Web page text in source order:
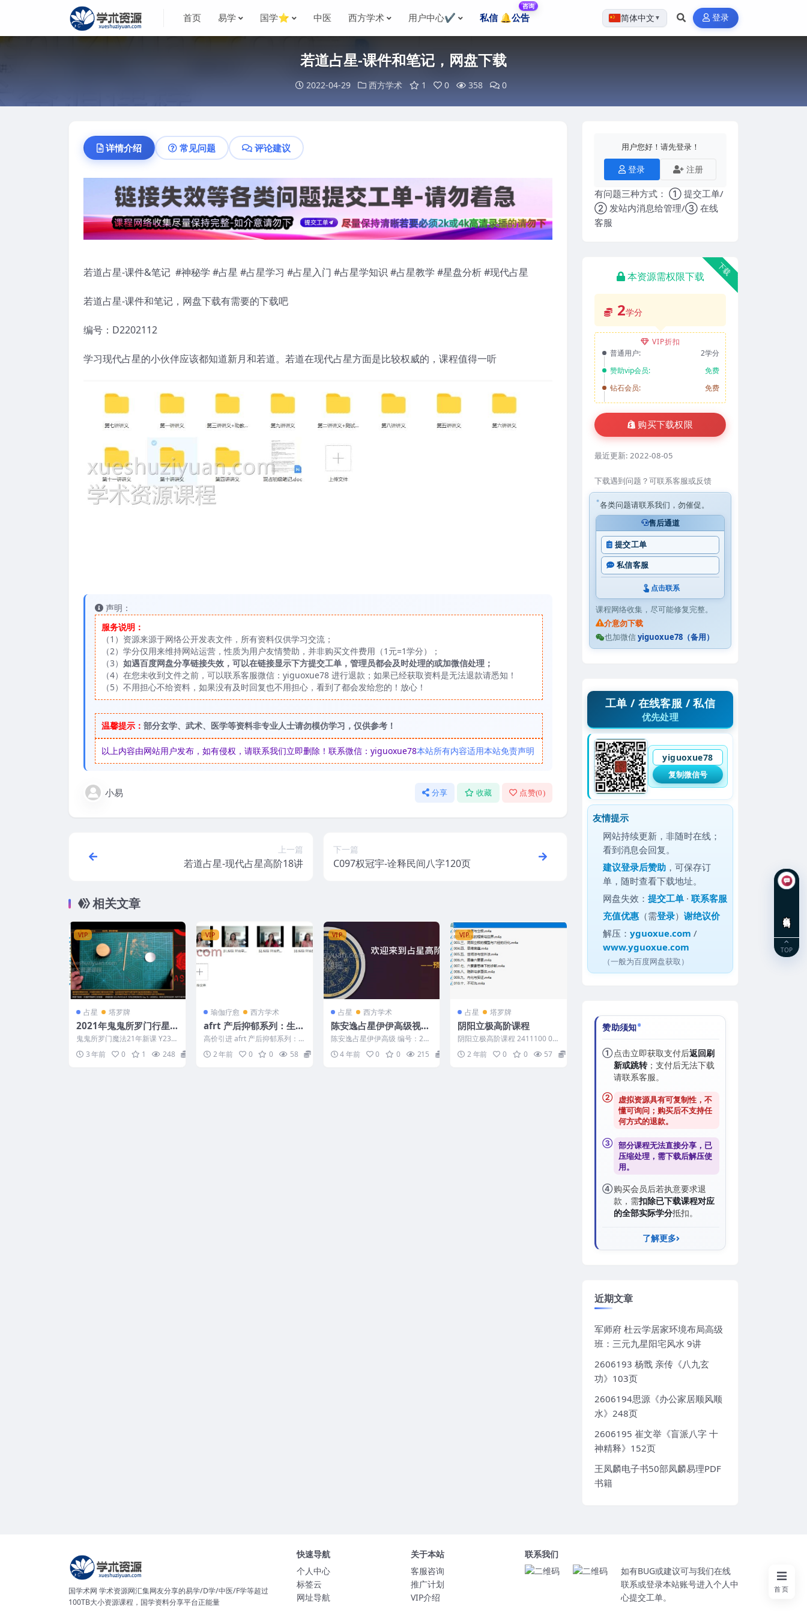
首页 易学 国学⭐ 中医 西方学术 用户中心✔️ 私信 🔔公告
咨询
简体中文 ▼ 登录
若道占星-课件和笔记，网盘下载
2022-04-29 西方学术 1 0 358 0
详情介绍 常见问题 评论建议
若道占星-课件&笔记 #神秘学 #占星 #占星学习 #占星入门 #占星学知识 #占星教学 #星盘分析 #现代占星
若道占星-课件和笔记，网盘下载有需要的下载吧
编号：D2202112
学习现代占星的小伙伴应该都知道新月和若道。若道在现代占星方面是比较权威的，课程值得一听
声明：
服务说明：
（1）资源来源于网络公开发表文件，所有资料仅供学习交流；
（2）学分仅用来维持网站运营，性质为用户友情赞助，并非购买文件费用（1元=1学分）；
（3） 如遇百度网盘分享链接失效，可以在链接显示下方提交工单，管理员都会及时处理的或加微信处理；
（4）在您未收到文件之前，可以联系客服微信：yiguoxue78 进行退款；如果已经获取资料是无法退款请悉知！
（5）不用担心不给资料，如果没有及时回复也不用担心，看到了都会发给您的！放心！
温馨提示： 部分玄学、武术、医学等资料非专业人士请勿模仿学习，仅供参考！
以上内容由网站用户发布，如有侵权，请联系我们立即删除！联系微信：yiguoxue78本站所有内容适用本站免责声明
小易 分享 收藏 点赞(0)
上一篇
若道占星-现代占星高阶18讲
下一篇
C097权冠宇-诠释民间八字120页
相关文章
VIP
占星 塔罗牌
2021年鬼鬼所罗门行星
魔法课程12集视频+课件
11个。为西方魔法，无须
吃符过功，省心的西方道
鬼鬼所罗门魔法21年新课 Y230
5-088 鬼鬼所罗门2021行星魔
法课程视频...
3 年前 0 1 248
VIP
瑜伽疗愈 西方学术
afrt 产后抑郁系列：生命
最初的时刻，你值得被温
柔以待
高价引进 afrt 产后抑郁系列：
生命最初的时刻，你值得被温柔
以待 241219...
2 年前 0 0 58
VIP
占星 西方学术
陈安逸占星伊伊高级视频
4合集 百度盘
陈安逸占星伊伊高级 编号：221
626D898 陈安逸占星伊伊高
级...4 年前 0 0 215
VIP
占星 塔罗牌
阴阳立极高阶课程
阴阳立极高阶课程 2411100 00
1.-、维度与立板.m4a 2002.
二、...2 年前 0 0 57
用户您好！请先登录！
登录 注册
有问题三种方式： ① 提交工单/
② 发站内消息给管理/③ 在线
客服
下载
本资源需权限下载
2学分
VIP折扣
普通用户:
2学分
赞助vip会员:
免费
钻石会员:
免费
购买下载权限
最近更新: 2022-08-05
下载遇到问题？可联系客服或反馈
各类问题请联系我们，勿催促。
售后通道
提交工单
私信客服
点击联系
课程网络收集，尽可能修复完整。
介意勿下载
也加微信yiguoxue78（备用）
工单 / 在线客服 / 私信
优先处理
yiguoxue78
复制微信号
友情提示
网站持续更新，非随时在线；
看到消息会回复。
建议登录后赞助 ，可保存订
单，随时查看下载地址。
网盘失效：提交工单 ·联系客服
充值优惠 （需登录）谢绝议价
解压：yguoxue.com /
www.yguoxue.com
（一般为百度网盘获取）
赞助须知
①点击立即获取支付后返回刷
新或跳转；支付后无法下载
请联系客服。
②
虚拟资源具有可复制性，不
懂可询问；购买后不支持任
何方式的退款。
③ 部分课程无法直接分享，已
压缩处理，需下载后解压使
用。
④购买会员后若执意要求退
款，需扣除已下载课程对应
的全部实际学分抵扣。
了解更多
近期文章
军师府 杜云学居家环境布局高级
班：三元九星阳宅风水 9讲
2606193 杨戬 亲传《八九玄
功》103页
2606194思源《办公家居顺风顺
水》248页
2606195 崔文举《盲派八字 十
神精释》152页
王凤麟电子书50部凤麟易理PDF
书籍
国学术网 学术资源网汇集网友分享的易学/D学/中医/F学等超过
100TB大小资源课程，国学资料分享平台正能量
快速导航
个人中心
标签云
网址导航
关于本站
客服咨询
推广计划
VIP介绍
联系我们
如有BUG或建议可与我们在线
联系或登录本站账号进入个人中
心提交工单。
首页
TOP